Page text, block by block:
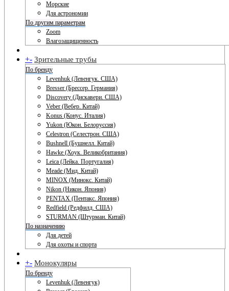
Морские
Для астрономии
По другим параметрам
Zoom
Влагозащищенность
+- Зрительные трубы
По бренду
Levenhuk (Левенгук. США)
Bresser (Брессер. Германия)
Discovery (Дискавери. США)
Veber (Вебер. Китай)
Konus (Конус. Италия)
Yukon (Юкон. Белоруссия)
Celestron (Селестрон. США)
Bushnell (Бушнелл. Китай)
Hawke (Хоук. Великобритания)
Leica (Лейка. Португалия)
Meade (Мид. Китай)
MINOX (Минокс. Китай)
Nikon (Никон. Япония)
PENTAX (Пентакс. Япония)
Redfield (Редфилд. США)
STURMAN (Штурман. Китай)
По назначению
Для детей
Для охоты и спорта
+- Монокуляры
По бренду
Levenhuk (Левенгук)